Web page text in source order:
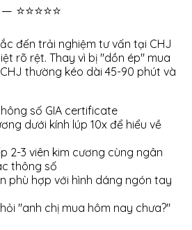
đến trải nghiệm tư vấn tại CHJ
rõ rệt. Thay vì bị "dồn ép" mua
thường kéo dài 45-90 phút và
số GIA certificate
dưới kính lúp 10x để hiểu về
2-3 viên kim cương cùng ngân
thông số
phù hợp với hình dáng ngón tay
"anh chị mua hôm nay chưa?"